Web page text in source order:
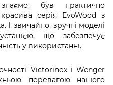
був практично
серія EvoWood з
І, звичайно, зручні моделі
що забезпечує
у використанні.
Victorinox і Wenger
перевагою нашого